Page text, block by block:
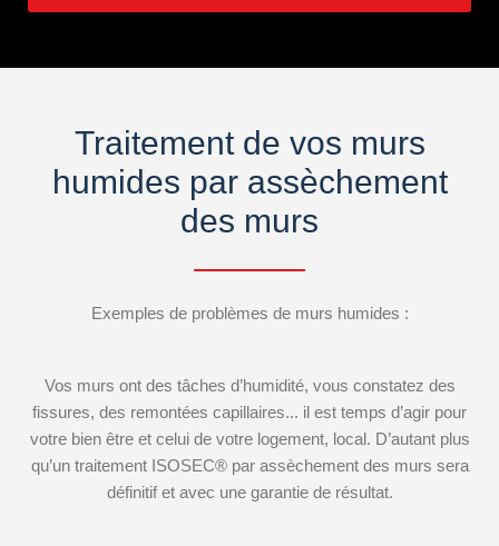
Traitement de vos murs
humides par assèchement
des murs
Exemples de problèmes de murs humides :
Vos murs ont des tâches d’humidité, vous constatez des
fissures, des remontées capillaires... il est temps d’agir pour
votre bien être et celui de votre logement, local. D’autant plus
qu’un traitement ISOSEC® par assèchement des murs sera
définitif et avec une garantie de résultat.